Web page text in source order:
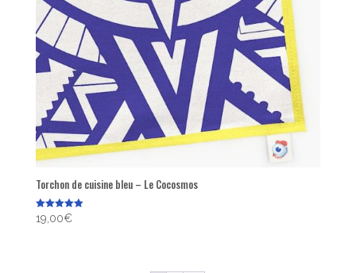
Torchon de cuisine bleu – Le Cocosmos
Note
5.00
19,00€